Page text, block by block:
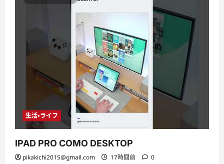
生活・ライフ
IPAD PRO COMO DESKTOP
pikakichi2015@gmail.com 17時間前 0